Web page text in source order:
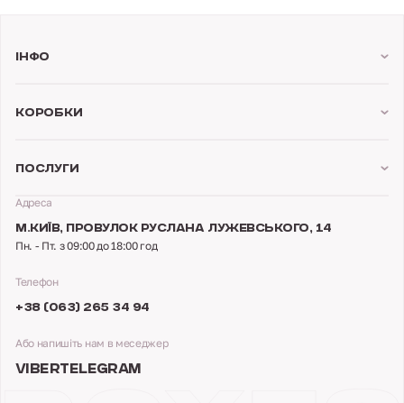
Адреса
М.КИЇВ,ПРОВУЛОК РУСЛАНА ЛУЖЕВСЬКОГО, 14
Пн. - Пт. з 09:00 до 18:00 год
Телефон
+38 (063) 265 34 94
Або напишіть нам в меседжер
VIBERTELEGRAM
Інфо
Коробки
Послуги